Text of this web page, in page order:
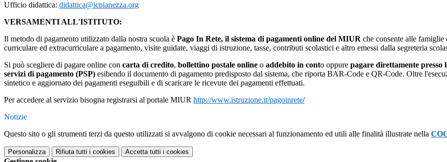
Ufficio didattica: didattica@icpianezza.org
VERSAMENTI ALL'ISTITUTO:
Il metodo di pagamento utilizzato dalla nostra scuola è Pago In Rete, il sistema di pagamenti online del MIUR che consente alle
curriculare ed extracurriculare a pagamento, visite guidate, viaggi di istruzione, tasse, contributi scolastici e altro emessi dalla segreteria
Si può scegliere di pagare online con carta di credito, bollettino postale online o addebito in conto oppure pagare direttamente presso
servizi di pagamento (PSP) esibendo il documento di pagamento predisposto dal sistema, che riporta BAR-Code e QR-Code. Oltre
sintetico e aggiornato dei pagamenti eseguibili e di scaricare le ricevute dei pagamenti effettuati.
Per accedere al servizio bisogna registrarsi al portale MIUR http://www.istruzione.it/pagoinrete/
Notizie
Questo sito o gli strumenti terzi da questo utilizzati si avvalgono di cookie necessari al funzionamento ed utili alle finalità illustrate nella
Personalizza Rifiuta tutti i cookies Accetta tutti i cookies